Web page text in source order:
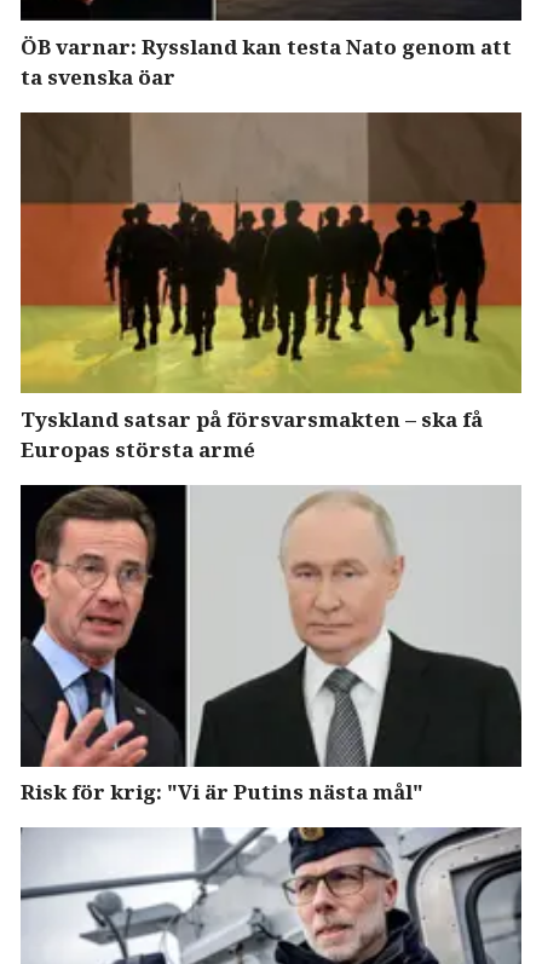
ÖB varnar: Ryssland kan testa Nato genom att
ta svenska öar
Tyskland satsar på försvarsmakten – ska få
Europas största armé
Risk för krig: "Vi är Putins nästa mål"